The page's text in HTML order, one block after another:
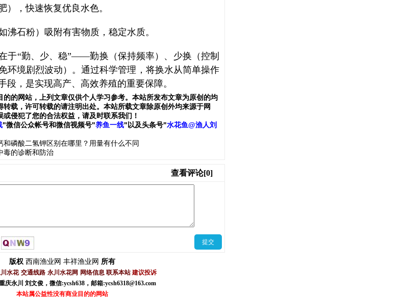
），快速恢复优良水色。
沸石粉）吸附有害物质，稳定水质。
于“勤、少、稳”——勤换（保持频率）、少换（控制
环境剧烈波动）。通过科学管理，将换水从简单操作
段，是实现高产、高效养殖的重要保障。
的的网站，上列文章仅供个人学习参考。本站所发布文章为原创的均
载，许可转载的请注明出处。本站所载文章除原创外均来源于网
侵犯了您的合法权益，请及时联系我们 ！
"微信公众帐号和微信视频号"养鱼一线" 以及头条号"水花鱼@渔人刘
和磷酸二氢钾区别在哪里？用量有什么不同
毒的诊断和防治
查看评论[0]
版权 西南渔业网 丰祥渔业网 所有
水花 交通线路 永川水花网 网络信息 联系本站 建议投诉
庆永川 刘文俊， 微信:ycsh638 ， 邮箱:ycsh6318@163.com
本站属公益性没有商业目的的网站